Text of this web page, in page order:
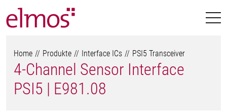
Home Produkte Interface ICs PSI5 Transceiver
4-Channel Sensor Interface
PSI5 | E981.08